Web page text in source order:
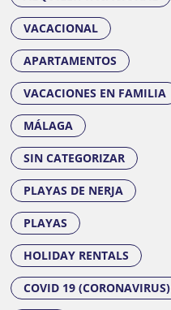
VACACIONAL
APARTAMENTOS
VACACIONES EN FAMILIA
MÁLAGA
SIN CATEGORIZAR
PLAYAS DE NERJA
PLAYAS
HOLIDAY RENTALS
COVID 19 (CORONAVIRUS)